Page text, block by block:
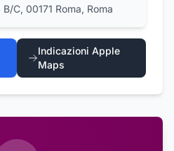
C, 00171 Roma, Roma
Indicazioni Apple
Maps